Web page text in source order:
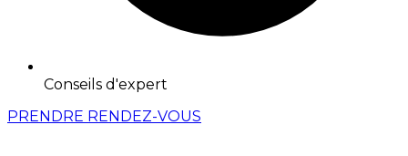
Conseils d'expert
PRENDRE RENDEZ-VOUS